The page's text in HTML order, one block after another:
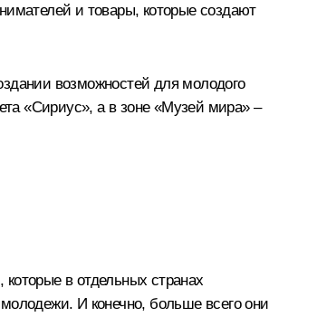
и товары, которые создают
возможностей для молодого
«Сириус», а в зоне «Музей мира» –
в отдельных странах
И конечно, больше всего они